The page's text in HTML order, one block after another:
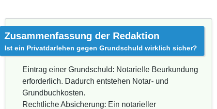
Zusammenfassung der Redaktion
Ist ein Privatdarlehen gegen Grundschuld wirklich sicher?
Eintrag einer Grundschuld: Notarielle Beurkundung
erforderlich. Dadurch entstehen Notar- und
Grundbuchkosten.
Rechtliche Absicherung: Ein notarieller